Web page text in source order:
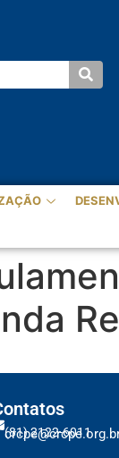
(81) 2122-6011